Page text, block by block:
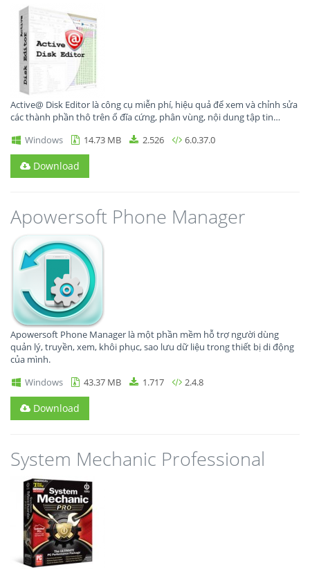
Active@ Disk Editor là công cụ miễn phí, hiệu quả để xem và chỉnh sửa
các thành phần thô trên ổ đĩa cứng, phân vùng, nội dung tập tin…
Windows
14.73 MB 2.526 6.0.37.0
Download
Apowersoft Phone Manager
Apowersoft Phone Manager là một phần mềm hỗ trợ người dùng
quản lý, truyền, xem, khôi phục, sao lưu dữ liệu trong thiết bị di động
của mình.
Windows
43.37 MB 1.717 2.4.8
Download
System Mechanic Professional